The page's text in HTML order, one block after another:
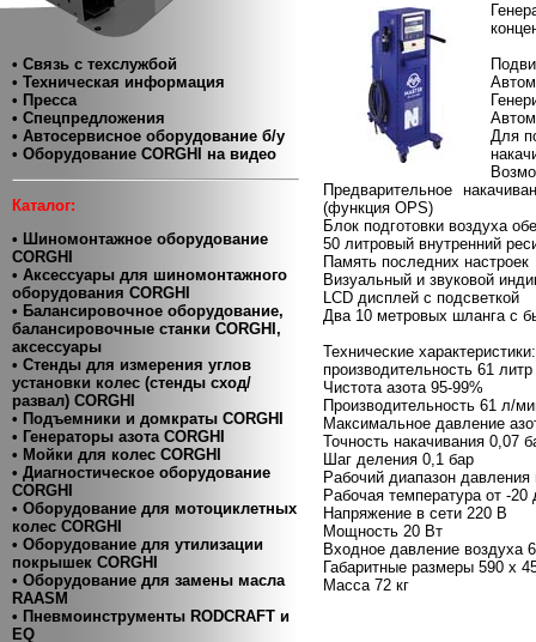
• Связь с техслужбой
• Техническая информация
• Пресса
• Спецпредложения
• Автосервисное оборудование б/у
• Оборудование CORGHI на видео
Каталог:
• Шиномонтажное оборудование
CORGHI
• Аксессуары для шиномонтажного
оборудования CORGHI
• Балансировочное оборудование,
балансировочные станки CORGHI,
аксессуары
• Стенды для измерения углов
установки колес (стенды сход/
развал) CORGHI
• Подъемники и домкраты CORGHI
• Генераторы азота CORGHI
• Мойки для колес CORGHI
• Диагностическое оборудование
CORGHI
• Оборудование для мотоциклетных
колес CORGHI
• Оборудование для утилизации
покрышек CORGHI
• Оборудование для замены масла
RAASM
• Пневмоинструменты RODCRAFT и
EQ
Для
Предварительное
(функция OPS)
Блок подготовки воздуха
50 литровый внутренний
Память последних настроек
Визуальный и звуковой
LCD дисплей с подсветкой
Два 10 метровых шланга с
Технические характеристики:
производительность 61
Чистота азота 95-99%
Производительность 61 л/
Максимальное давление
Точность накачивания 0,07
Шаг деления 0,1 бар
Рабочий диапазон
Рабочая температура от -
Напряжение в сети 220 В
Мощность 20 Вт
Входное давление воздуха
Габаритные размеры 590 х
Масса 72 кг